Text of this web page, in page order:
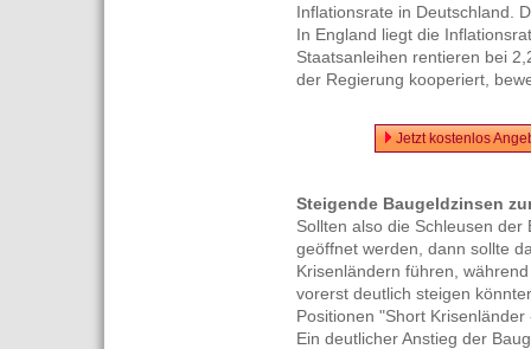
Inflationsrate in Deutschland.
In England liegt die
Staatsanleihen rentieren bei
der Regierung kooperiert,
Jetzt kostenlos
Steigende Baugeldzinsen
Sollten also die Schleusen
geöffnet werden, dann sollte
Krisenländern führen,
vorerst deutlich steigen
Positionen "Short
Ein deutlicher Anstieg der